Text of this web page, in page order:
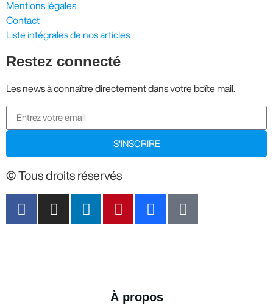
Mentions légales
Contact
Liste intégrales de nos articles
Restez connecté
Les news à connaître directement dans votre boîte mail.
S'INSCRIRE
© Tous droits réservés
À propos